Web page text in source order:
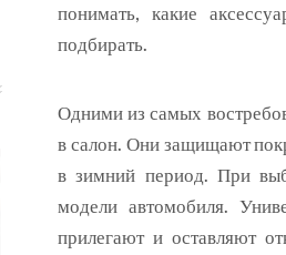
понимать, какие
подбирать.
Одними из самых
в салон. Они защищают
в зимний период. При
модели автомобиля.
прилегают и оставляют